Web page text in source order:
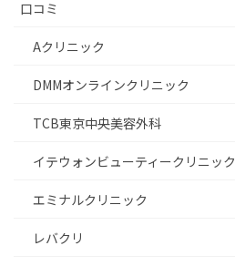
口コミ
Aクリニック
DMMオンラインクリニック
TCB東京中央美容外科
イテウォンビューティークリニック
エミナルクリニック
レバクリ